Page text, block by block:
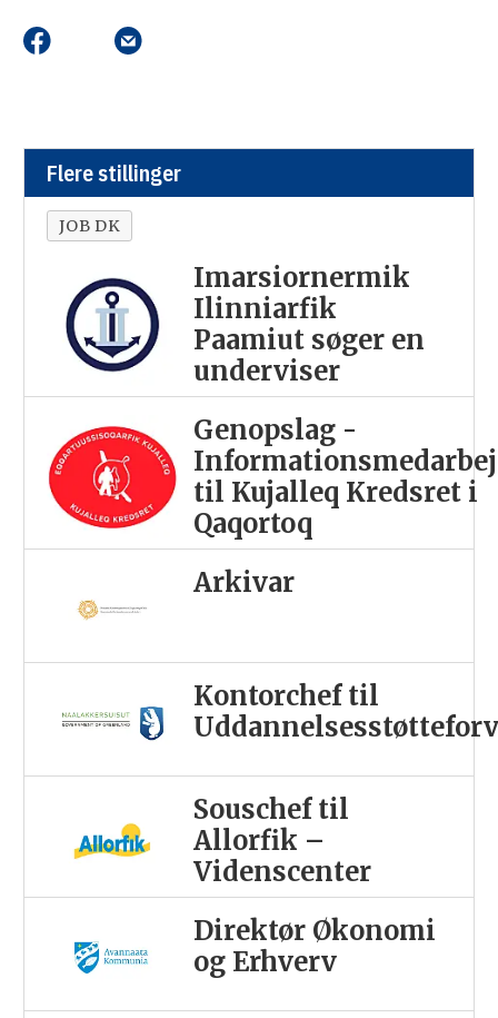
Flere stillinger
JOB DK
Imarsiornermik
Ilinniarfik
Paamiut søger en
underviser
Genopslag -
til Kujalleq Kredsret i
Qaqortoq
Arkivar
Kontorchef til
Souschef til
Allorfik –
Videnscenter
Direktør Økonomi
og Erhverv